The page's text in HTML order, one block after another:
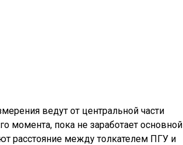
ведут от центральной части
момента, пока не заработает основной
расстояние между толкателем ПГУ и